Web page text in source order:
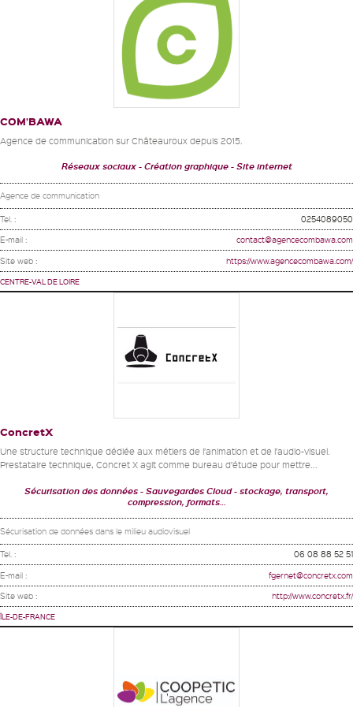
COM’BAWA
Agence de communication sur Châteauroux depuis 2015.
Réseaux sociaux Création graphique Site internet
Agence de communication
Tel. : 0254089050
E-mail : contact@agencecombawa.com
Site web : https://www.agencecombawa.com/
CENTRE-VAL DE LOIRE
ConcretX
Une structure technique dédiée aux métiers de l’animation et de l’audio-visuel.
Prestataire technique, Concret X agit comme bureau d’étude pour mettre...
Sécurisation des données Sauvegardes Cloud
stockage, transport,
compression, formats…
Sécurisation de données dans le milieu audiovisuel
Tel. : 06 08 88 52 51
E-mail : fgernet@concretx.com
Site web : http://www.concretx.fr/
ÎLE-DE-FRANCE